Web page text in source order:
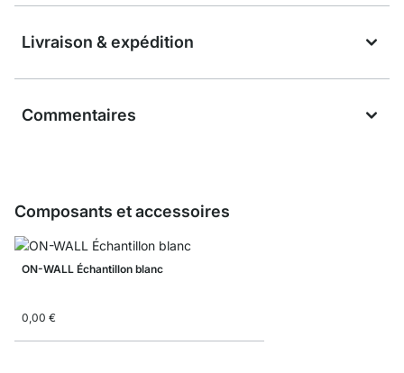
Livraison & expédition
Commentaires
Composants et accessoires
ON-WALL Échantillon blanc
0,00 €